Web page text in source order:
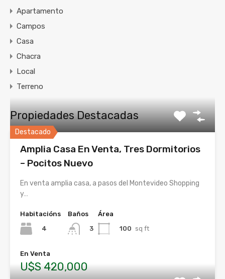
Apartamento
Campos
Casa
Chacra
Local
Terreno
Propiedades Destacadas
Destacado
Amplia Casa En Venta, Tres Dormitorios
– Pocitos Nuevo
En venta amplia casa, a pasos del Montevideo Shopping
y…
Habitacións
4
Baños
3
Área
100 sq ft
En Venta
U$S 420,000